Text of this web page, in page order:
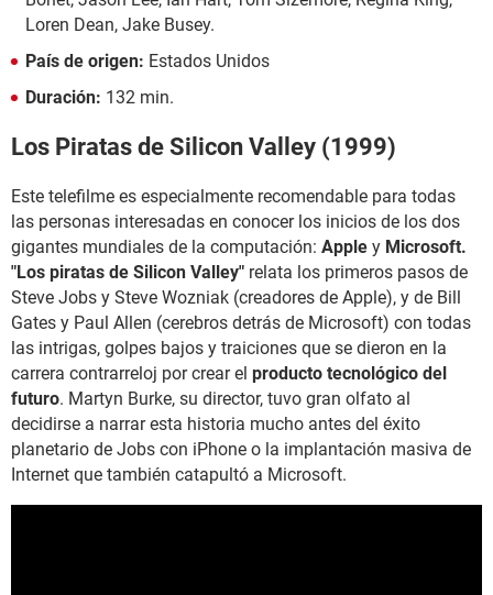
Loren Dean, Jake Busey.
País de origen: Estados Unidos
Duración: 132 min.
Los Piratas de Silicon Valley (1999)
Este telefilme es especialmente recomendable para todas
las personas interesadas en conocer los inicios de los dos
gigantes mundiales de la computación: Apple y Microsoft.
"Los piratas de Silicon Valley" relata los primeros pasos de
Steve Jobs y Steve Wozniak (creadores de Apple), y de Bill
Gates y Paul Allen (cerebros detrás de Microsoft) con todas
las intrigas, golpes bajos y traiciones que se dieron en la
carrera contrarreloj por crear el producto tecnológico del
futuro. Martyn Burke, su director, tuvo gran olfato al
decidirse a narrar esta historia mucho antes del éxito
planetario de Jobs con iPhone o la implantación masiva de
Internet que también catapultó a Microsoft.